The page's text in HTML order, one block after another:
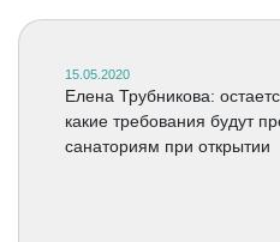
15.05.2020
Елена Трубникова:
какие требования будут
санаториям при открытии